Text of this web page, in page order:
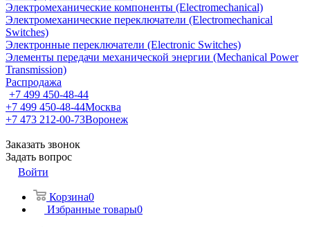
Электромеханические компоненты (Electromechanical)
Электромеханические переключатели (Electromechanical
Switches)
Электронные переключатели (Electronic Switches)
Элементы передачи механической энергии (Mechanical Power
Transmission)
Распродажа
+7 499 450-48-44
+7 499 450-48-44Москва
+7 473 212-00-73Воронеж
Заказать звонок
Задать вопрос
Войти
Корзина0
Избранные товары0